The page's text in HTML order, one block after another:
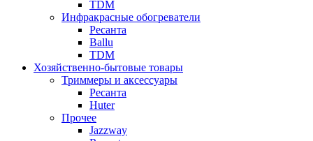
TDM
Инфракрасные обогреватели
Ресанта
Ballu
TDM
Хозяйственно-бытовые товары
Триммеры и аксессуары
Ресанта
Huter
Прочее
Jazzway